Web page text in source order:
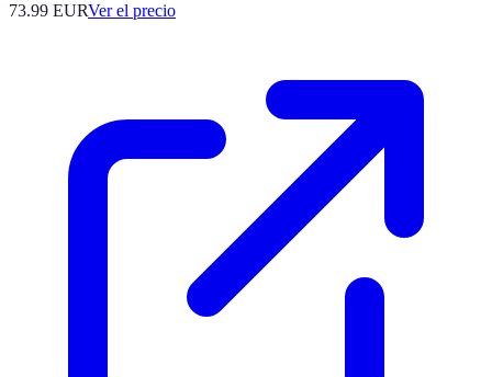
73.99 EURVer el precio